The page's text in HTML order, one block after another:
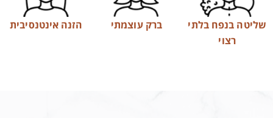
שליטה בנפח בלתי
רצוי
ברק עוצמתי הזנה אינטנסיבית